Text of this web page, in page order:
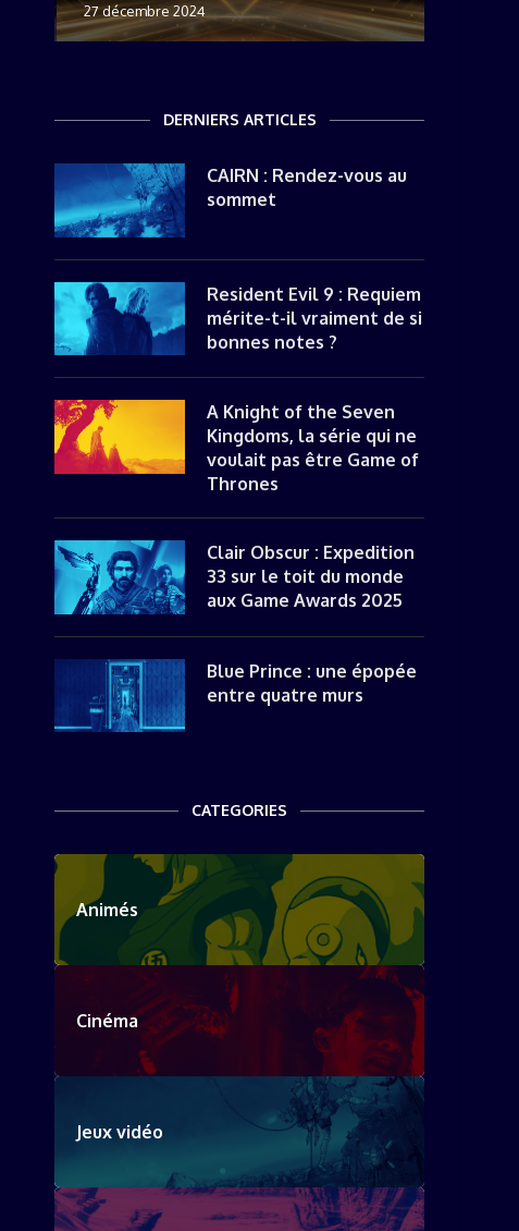
27 décembre 2024
DERNIERS ARTICLES
CAIRN : Rendez-vous au
sommet
Resident Evil 9 : Requiem
mérite-t-il vraiment de si
bonnes notes ?
A Knight of the Seven
Kingdoms, la série qui ne
voulait pas être Game of
Thrones
Clair Obscur : Expedition
33 sur le toit du monde
aux Game Awards 2025
Blue Prince : une épopée
entre quatre murs
CATEGORIES
Animés
Cinéma
Jeux vidéo